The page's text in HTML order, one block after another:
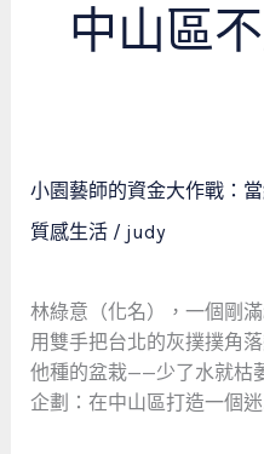
中山區
小園藝師的資金大作戰：
質感生活/ judy
林綠意（化名），一個剛
用雙手把台北的灰撲撲角
他種的盆栽——少了水就枯
企劃：在中山區打造一個
小
園
藝
的
資
金
大
作